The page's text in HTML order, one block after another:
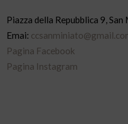
Piazza della Repubblica 9,
Emai:
Pagina Facebook
Pagina Instagram